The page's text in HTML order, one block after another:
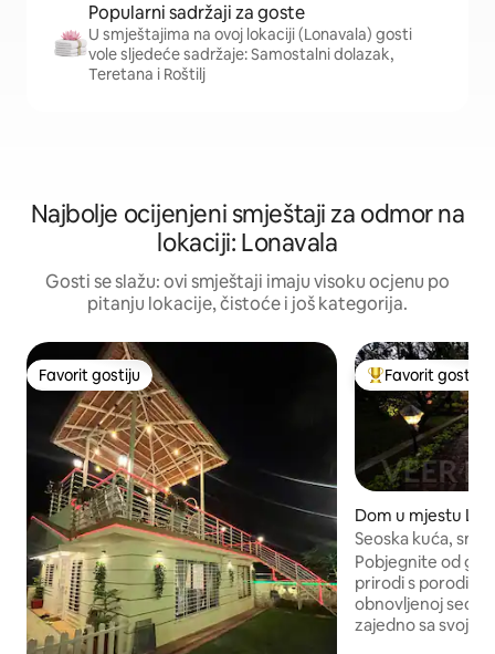
Popularni sadržaji za goste
U smještajima na ovoj lokaciji (Lonavala) gosti
vole sljedeće sadržaje: Samostalni dolazak,
Teretana i Roštilj
Najbolje ocijenjeni smještaji za odmor na
lokaciji: Lonavala
Gosti se slažu: ovi smještaji imaju visoku ocjenu po
pitanju lokacije, čistoće i još kategorija.
Favorit gostiju
Favorit gostiju Glavni favorit
Favorit gostiju
Dom u mjestu
Seoska kuća,
Pobjegnite od
prirodi s
obnovljenoj
zajedno sa